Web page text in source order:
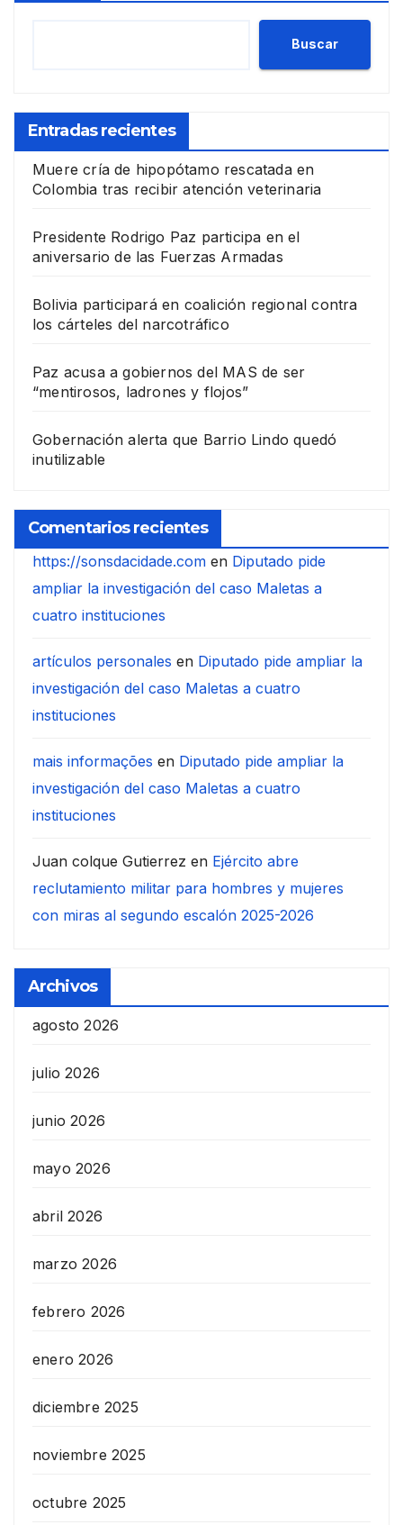
Buscar
Entradas recientes
Muere cría de hipopótamo rescatada en
Colombia tras recibir atención veterinaria
Presidente Rodrigo Paz participa en el
aniversario de las Fuerzas Armadas
Bolivia participará en coalición regional contra
los cárteles del narcotráfico
Paz acusa a gobiernos del MAS de ser
“mentirosos, ladrones y flojos”
Gobernación alerta que Barrio Lindo quedó
inutilizable
Comentarios recientes
https://sonsdacidade.com en Diputado pide
ampliar la investigación del caso Maletas a
cuatro instituciones
artículos personales en Diputado pide ampliar la
investigación del caso Maletas a cuatro
instituciones
mais informações en Diputado pide ampliar la
investigación del caso Maletas a cuatro
instituciones
Juan colque Gutierrez en Ejército abre
reclutamiento militar para hombres y mujeres
con miras al segundo escalón 2025-2026
Archivos
agosto 2026
julio 2026
junio 2026
mayo 2026
abril 2026
marzo 2026
febrero 2026
enero 2026
diciembre 2025
noviembre 2025
octubre 2025